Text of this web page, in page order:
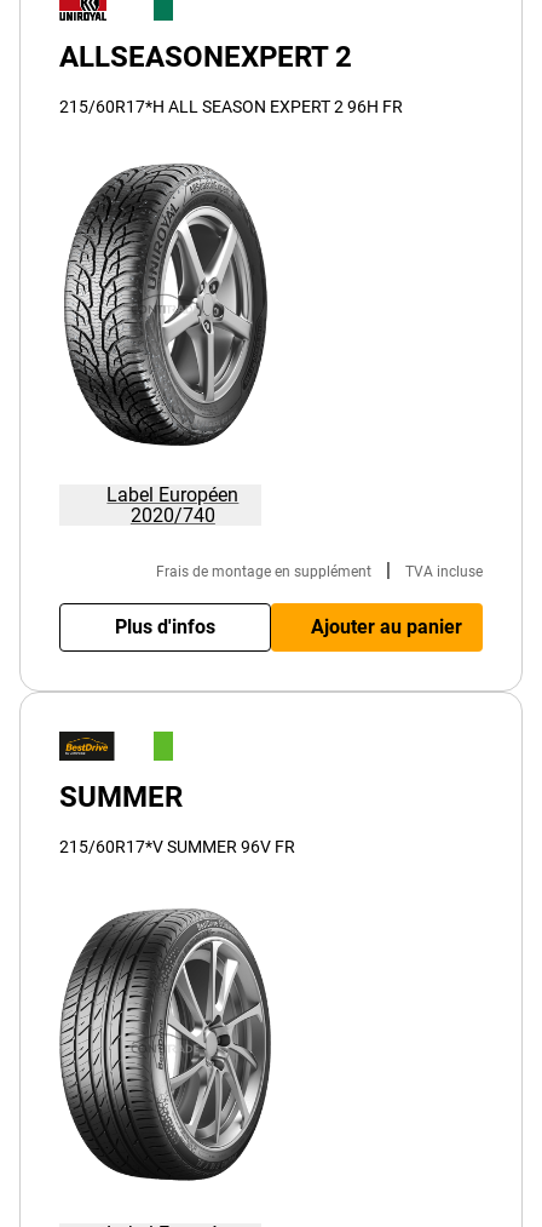
ALLSEASONEXPERT 2
215/60R17*H ALL SEASON EXPERT 2 96H FR
Label Européen
2020/740
Frais de montage en supplément | TVA incluse
Plus d'infos Ajouter au panier
SUMMER
215/60R17*V SUMMER 96V FR